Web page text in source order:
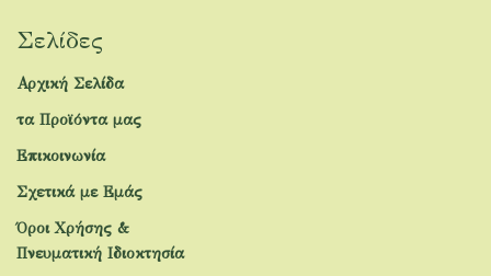
Σελίδες
Αρχική Σελίδα
τα Προϊόντα μας
Επικοινωνία
Σχετικά με Εμάς
Όροι Χρήσης &
Πνευματική Ιδιοκτησία